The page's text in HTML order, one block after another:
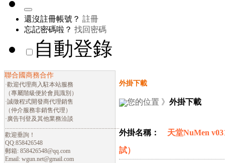
還沒註冊帳號？ 註冊
忘記密碼啦？ 找回密碼
自動登錄
聯合國商務合作
·歡迎代理商入駐本站服務
（專屬階級便於會員識別）
·誠徵程式開發商代理銷售
（仲介服務非銷售代理）
·廣告刊登及其他業務洽談
歡迎垂詢！
QQ:858426548
郵箱: 858426548@qq.com
Email: wgun.net@gmail.com
外掛下載
您的位置 》外掛下載
外掛名稱： 天堂NuMen
試）